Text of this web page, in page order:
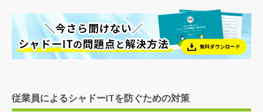
従業員によるシャドーITを防ぐための対策